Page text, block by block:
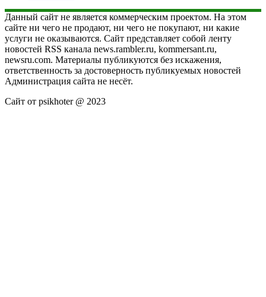
Данный сайт не является коммерческим проектом. На этом
сайте ни чего не продают, ни чего не покупают, ни какие
услуги не оказываются. Сайт представляет собой ленту
новостей RSS канала news.rambler.ru, kommersant.ru,
newsru.com. Материалы публикуются без искажения,
ответственность за достоверность публикуемых новостей
Администрация сайта не несёт.
Сайт от psikhoter @ 2023